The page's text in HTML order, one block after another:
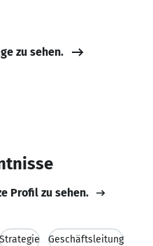
zu sehen.
Profil zu sehen.
Strategie Geschäftsleitung